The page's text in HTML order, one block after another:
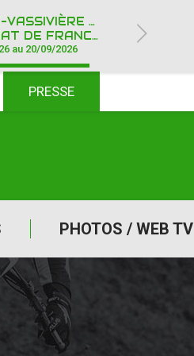
PHOTOS / WEB TV
PRESSE
ROYÈRE-DE-VASSIVIÈRE (23)
CROSS COUNTRY IPONE
au 20/09/2026